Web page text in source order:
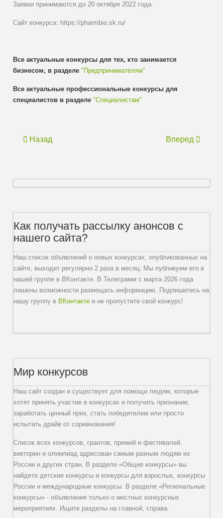
Заявки принимаются до 20 октября 2022 года.
Сайт конкурса: https://pharmbio.sk.ru/
Все актуальные конкурсы для тех, кто занимается
бизнесом, в разделе"Предпринимателям"
Все актуальные профессиональные конкурсы для
специалистов в разделе"Специалистам"
Назад Вперед
Как получать рассылку анонсов с
нашего сайта?
Наш список объявлений о новых конкурсах, опубликованных на
сайте, выходит регулярно 2 раза в месяц. Мы публикуем его в
нашей группе в ВКонтакте. В Телеграмм с марта 2026 года
лишены возможности размещать информацию. Подпишитесь на
нашу группу в ВКонтакте и не пропустите свой конкурс!
Мир конкурсов
Наш сайт создан и существует для помощи людям, которые
хотят принять участие в конкурсах и получить признание,
заработать ценный приз, стать победителем или просто
испытать драйв от соревнования!
Список всех конкурсов, грантов, премий и фестивалей,
викторин и олимпиад адресован самым разным людям из
России и других стран. В разделе «Общие конкурсы» вы
найдете детские конкурсы и конкурсы для взрослых, конкурсы
России и международные конкурсы. В разделе «Региональные
конкурсы» - объявления только о местных конкурсных
мероприятиях. Ищите разделы на главной, справа.